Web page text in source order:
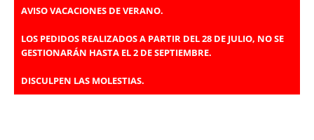
AVISO VACACIONES DE VERANO.
LOS PEDIDOS REALIZADOS A PARTIR DEL 28 DE JULIO, NO SE
GESTIONARÁN HASTA EL 2 DE SEPTIEMBRE.
DISCULPEN LAS MOLESTIAS.